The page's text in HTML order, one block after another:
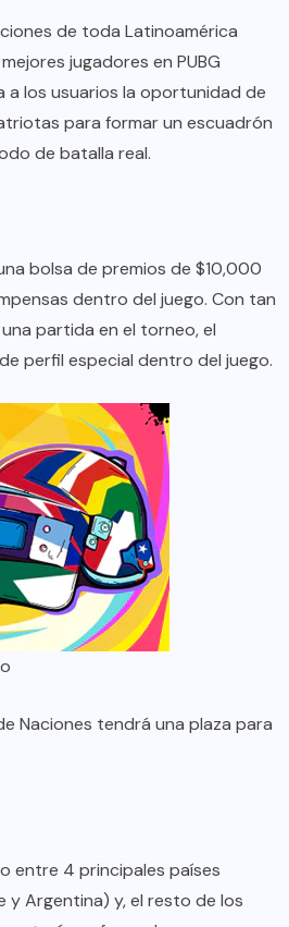
de toda Latinoamérica
jugadores en PUBG
a los usuarios la oportunidad de
para formar un escuadrón
de batalla real.
bolsa de premios de $10,000
dentro del juego. Con tan
partida en el torneo, el
perfil especial dentro del juego.
Naciones tendrá una plaza para
entre 4 principales países
y Argentina) y, el resto de los